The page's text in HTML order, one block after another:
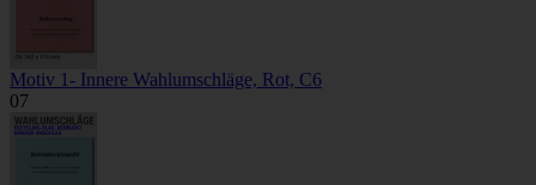
Motiv 1- Innere Wahlumschläge, Rot, C6
07